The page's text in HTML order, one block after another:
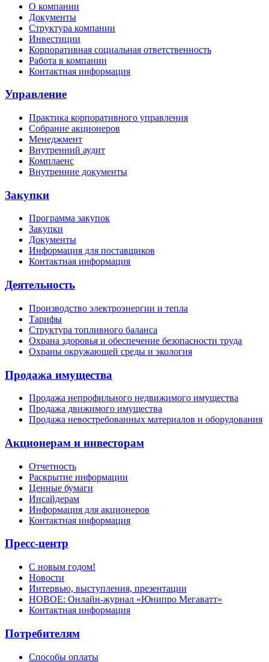
О компании
Документы
Структура компании
Инвестиции
Корпоративная социальная ответственность
Работа в компании
Контактная информация
Управление
Практика корпоративного управления
Собрание акционеров
Менеджмент
Внутренний аудит
Комплаенс
Внутренние документы
Закупки
Программа закупок
Закупки
Документы
Информация для поставщиков
Контактная информация
Деятельность
Производство электроэнергии и тепла
Тарифы
Структура топливного баланса
Охрана здоровья и обеспечение безопасности труда
Охраны окружающей среды и экология
Продажа имущества
Продажа непрофильного недвижимого имущества
Продажа движимого имущества
Продажа невостребованных материалов и оборудования
Акционерам и инвесторам
Отчетность
Раскрытие информации
Ценные бумаги
Инсайдерам
Информация для акционеров
Контактная информация
Пресс-центр
С новым годом!
Новости
Интервью, выступления, презентации
НОВОЕ: Онлайн-журнал «Юнипро Мегаватт»
Контактная информация
Потребителям
Способы оплаты